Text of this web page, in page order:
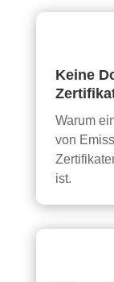
Keine
Warum
von
ist.